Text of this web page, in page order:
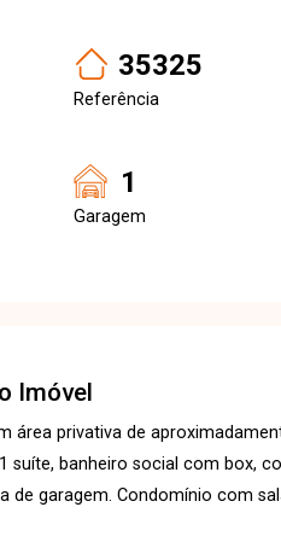
35325
Referência
1
Garagem
Imóvel
área privativa de
suíte, banheiro social com box,
de garagem. Condomínio com